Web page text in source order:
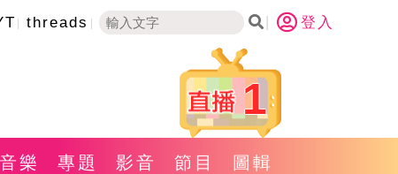
threads 登入
1
音樂 專題 影音 節目 圖輯